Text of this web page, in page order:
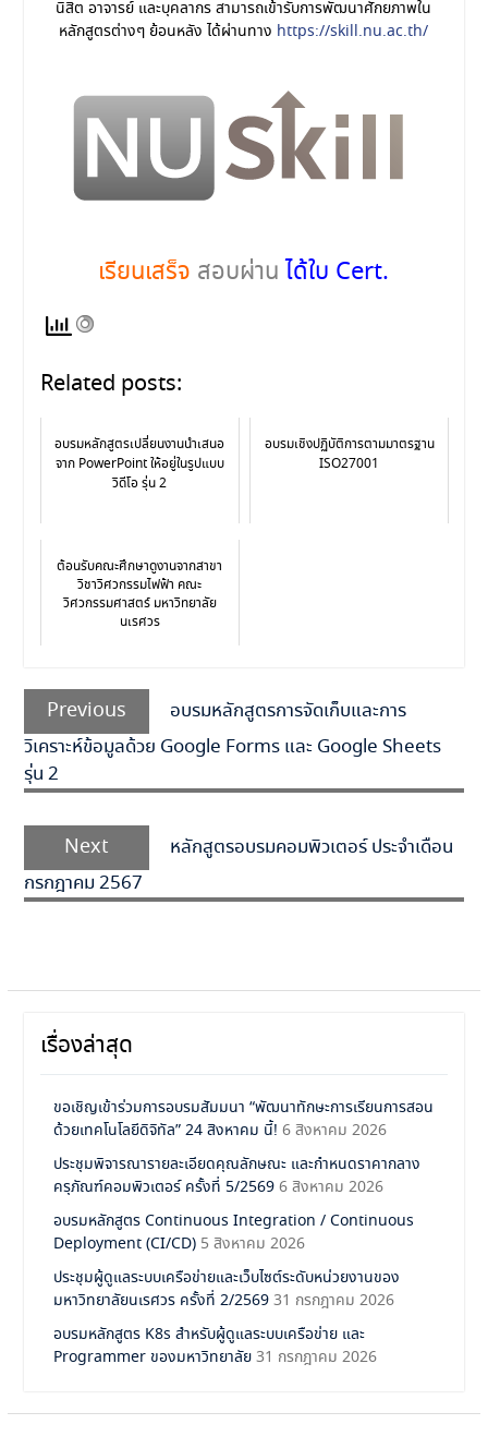
นิสิต อาจารย์ และบุคลากร สามารถเข้ารับการพัฒนาศักยภาพใน
หลักสูตรต่างๆ ย้อนหลัง ได้ผ่านทาง https://skill.nu.ac.th/
เรียนเสร็จ สอบผ่าน ได้ใบ Cert.
Related posts:
อบรมหลักสูตรเปลี่ยนงานนำเสนอ
จาก PowerPoint ให้อยู่ในรูปแบบ
วิดีโอ รุ่น 2
อบรมเชิงปฏิบัติการตามมาตรฐาน
ISO27001
ต้อนรับคณะศึกษาดูงานจากสาขา
วิชาวิศวกรรมไฟฟ้า คณะ
วิศวกรรมศาสตร์ มหาวิทยาลัย
นเรศวร
Previous
อบรมหลักสูตรการจัดเก็บและการ
วิเคราะห์ข้อมูลด้วย Google Forms และ Google Sheets
รุ่น 2
Next
หลักสูตรอบรมคอมพิวเตอร์ ประจำเดือน
กรกฎาคม 2567
เรื่องล่าสุด
ขอเชิญเข้าร่วมการอบรมสัมมนา “พัฒนาทักษะการเรียนการสอน
ด้วยเทคโนโลยีดิจิทัล” 24 สิงหาคม นี้! 6 สิงหาคม 2026
ประชุมพิจารณารายละเอียดคุณลักษณะ และกำหนดราคากลาง
ครุภัณฑ์คอมพิวเตอร์ ครั้งที่ 5/2569 6 สิงหาคม 2026
อบรมหลักสูตร Continuous Integration / Continuous
Deployment (CI/CD) 5 สิงหาคม 2026
ประชุมผู้ดูแลระบบเครือข่ายและเว็บไซต์ระดับหน่วยงานของ
มหาวิทยาลัยนเรศวร ครั้งที่ 2/2569 31 กรกฎาคม 2026
อบรมหลักสูตร K8s สำหรับผู้ดูแลระบบเครือข่าย และ
Programmer ของมหาวิทยาลัย 31 กรกฎาคม 2026